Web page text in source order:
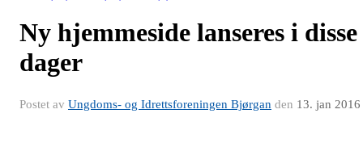
Ny hjemmeside lanseres i disse
dager
Postet av Ungdoms- og Idrettsforeningen Bjørgan den 13. jan 2016